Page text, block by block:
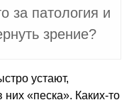
за патология и
зрение?
устают,
«песка». Каких-то